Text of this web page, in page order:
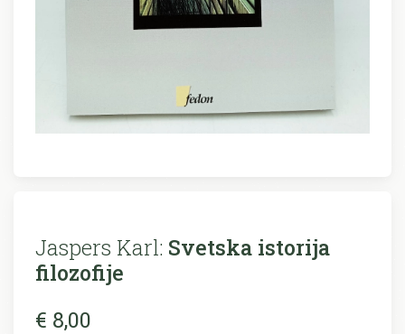
Jaspers Karl: Svetska istorija
filozofije
€ 8,00